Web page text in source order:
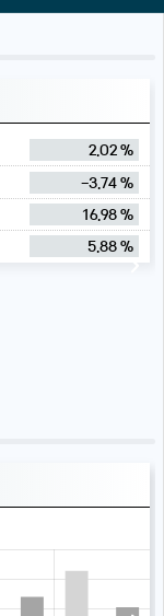
2.02 %
-3.74 %
16.98 %
5.88 %